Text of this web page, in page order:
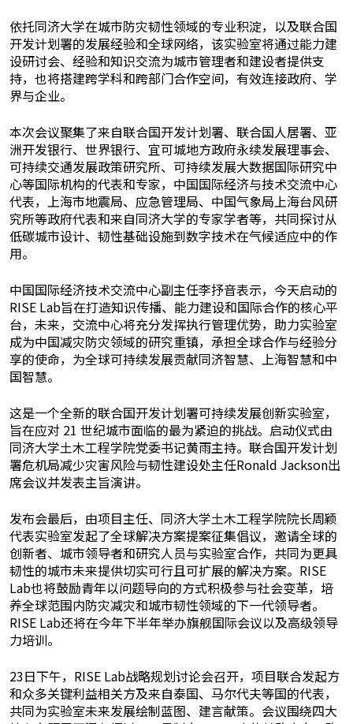
依托同济大学在城市防灾韧性领域的专业积淀，以及联合国
开发计划署的发展经验和全球网络，该实验室将通过能力建
设研讨会、经验和知识交流为城市管理者和建设者提供支
持，也将搭建跨学科和跨部门合作空间，有效连接政府、学
界与企业。
本次会议聚集了来自联合国开发计划署、联合国人居署、亚
洲开发银行、世界银行、宜可城地方政府永续发展理事会、
可持续交通发展政策研究所、可持续发展大数据国际研究中
心等国际机构的代表和专家，中国国际经济与技术交流中心
代表，上海市地震局、应急管理局、中国气象局上海台风研
究所等政府代表和来自同济大学的专家学者等，共同探讨从
低碳城市设计、韧性基础设施到数字技术在气候适应中的作
用。
中国国际经济技术交流中心副主任李抒音表示，今天启动的
RISE Lab旨在打造知识传播、能力建设和国际合作的核心平
台，未来，交流中心将充分发挥执行管理优势，助力实验室
成为中国减灾防灾领域的研究重镇，承担全球合作与经验分
享的使命，为全球可持续发展贡献同济智慧、上海智慧和中
国智慧。
这是一个全新的联合国开发计划署可持续发展创新实验室，
旨在应对 21 世纪城市面临的最为紧迫的挑战。启动仪式由
同济大学土木工程学院党委书记黄雨主持。联合国开发计划
署危机局减少灾害风险与韧性建设处主任Ronald Jackson出
席会议并发表主旨演讲。
发布会最后，由项目主任、同济大学土木工程学院院长周颖
代表实验室发起了全球解决方案提案征集倡议，邀请全球的
创新者、城市领导者和研究人员与实验室合作，共同为更具
韧性的城市未来提供切实可行且可扩展的解决方案。RISE
Lab也将鼓励青年以问题导向的方式积极参与社会变革，培
养全球范围内防灾减灾和城市韧性领域的下一代领导者。
RISE Lab还将在今年下半年举办旗舰国际会议以及高级领导
力培训。
23日下午，RISE Lab战略规划讨论会召开，项目联合发起方
和众多关键利益相关方及来自泰国、马尔代夫等国的代表，
共同为实验室未来发展绘制蓝图、建言献策。会议围绕四大